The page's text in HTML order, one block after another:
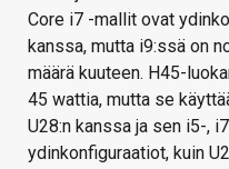
Core i7 -mallit ovat
kanssa, mutta i9:ssä on
määrä kuuteen. H45-
45 wattia, mutta se
U28:n kanssa ja sen i5-,
ydinkonfiguraatiot, kuin